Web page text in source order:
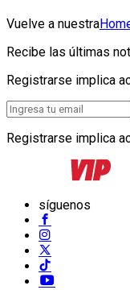
Vuelve a nuestra
Recibe las últimas
Registrarse implica
Registrarse implica
síguenos